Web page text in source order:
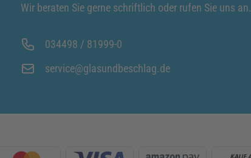
Wir beraten Sie gerne schriftlich oder rufen Sie uns an.
034498 / 81999-0
service@glasundbeschlag.de